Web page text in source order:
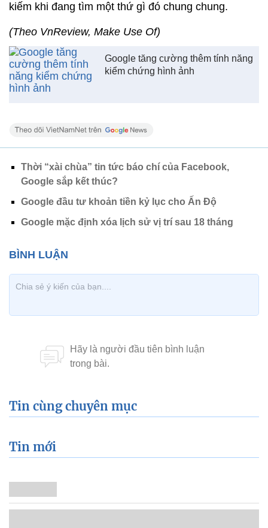
kiếm khi đang tìm một thứ gì đó chung chung.
(Theo VnReview, Make Use Of)
Google tăng cường thêm tính năng
kiểm chứng hình ảnh
Thời “xài chùa” tin tức báo chí của Facebook,
Google sắp kết thúc?
Google đầu tư khoản tiền kỷ lục cho Ấn Độ
Google mặc định xóa lịch sử vị trí sau 18 tháng
Tin cùng chuyên mục
Tin mới